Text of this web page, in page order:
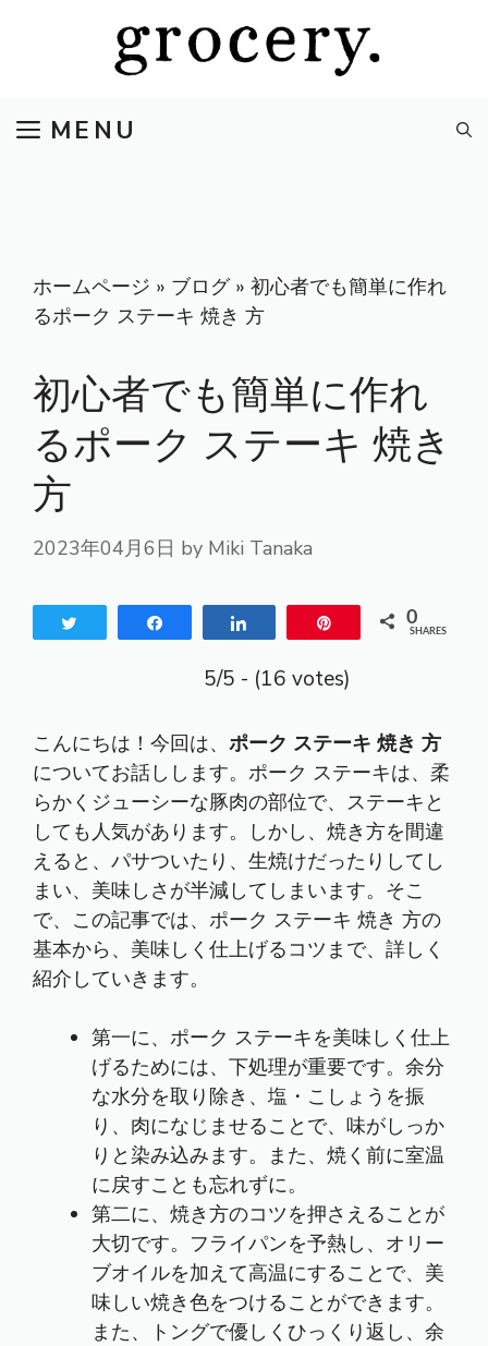
ツ
MENU
ホームページ » ブログ» 初心者でも簡単に作れ
るポーク ステーキ 焼き 方
初心者でも簡単に作れ
るポーク ステーキ 焼き
方
2023年04月6日 by Miki Tanaka
0
SHARES
5/5 - (16 votes)
こんにちは！今回は、 ポーク ステーキ 焼き 方
についてお話しします。ポーク ステーキは、柔
らかくジューシーな豚肉の部位で、ステーキと
しても人気があります。しかし、焼き方を間違
えると、パサついたり、生焼けだったりしてし
まい、美味しさが半減してしまいます。そこ
で、この記事では、ポーク ステーキ 焼き 方の
基本から、美味しく仕上げるコツまで、詳しく
紹介していきます。
第一に、ポーク ステーキを美味しく仕上
げるためには、下処理が重要です。余分
な水分を取り除き、塩・こしょうを振
り、肉になじませることで、味がしっか
りと染み込みます。また、焼く前に室温
に戻すことも忘れずに。
第二に、焼き方のコツを押さえることが
大切です。フライパンを予熱し、オリー
ブオイルを加えて高温にすることで、美
味しい焼き色をつけることができます。
また、トングで優しくひっくり返し、余